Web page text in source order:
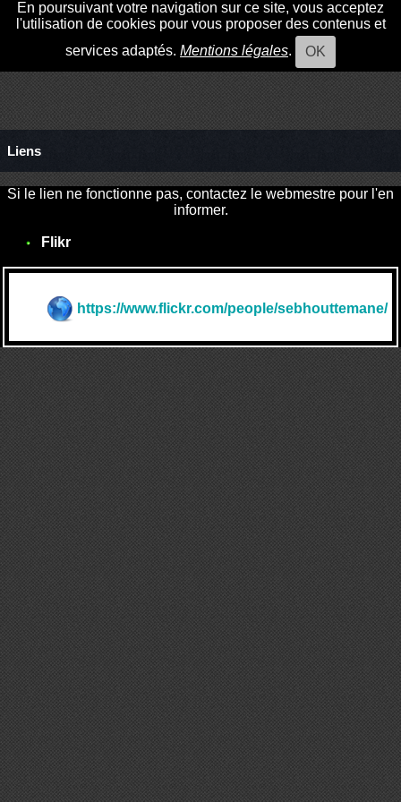
En poursuivant votre navigation sur ce site, vous acceptez
l'utilisation de cookies pour vous proposer des contenus et
services adaptés. Mentions légales. OK
Liens
Si le lien ne fonctionne pas, contactez le webmestre pour l'en
informer.
Flikr
https://www.flickr.com/people/sebhouttemane/